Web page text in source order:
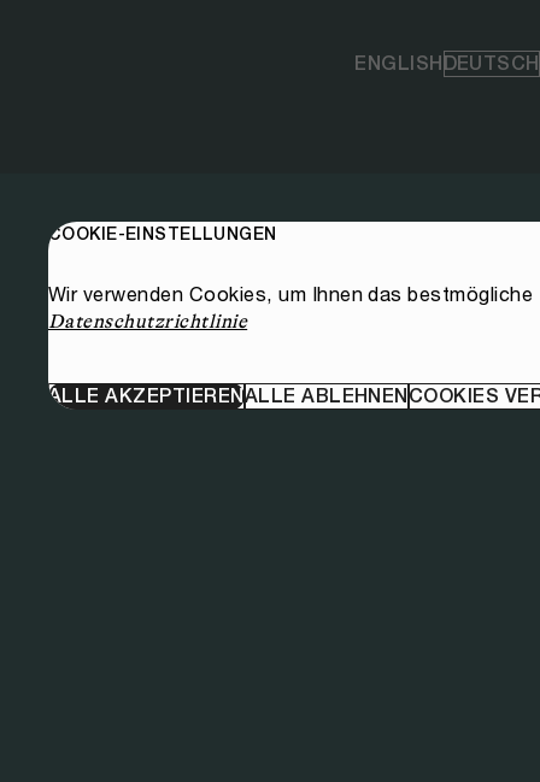
ENGLISH DEUTSCH
COOKIE-EINSTELLUNGEN
Wir verwenden Cookies, um Ihnen das
Datenschutzrichtlinie
ALLE AKZEPTIERENALLE ABLEHNEN COOKIES